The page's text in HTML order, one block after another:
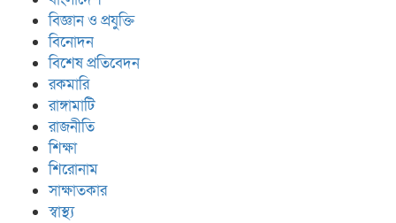
বিজ্ঞান ও প্রযুক্তি
বিনোদন
বিশেষ প্রতিবেদন
রকমারি
রাঙ্গামাটি
রাজনীতি
শিক্ষা
শিরোনাম
সাক্ষাতকার
স্বাস্থ্য